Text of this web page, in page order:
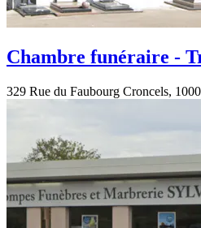
Chambre funéraire -
329 Rue du Faubourg Croncels,